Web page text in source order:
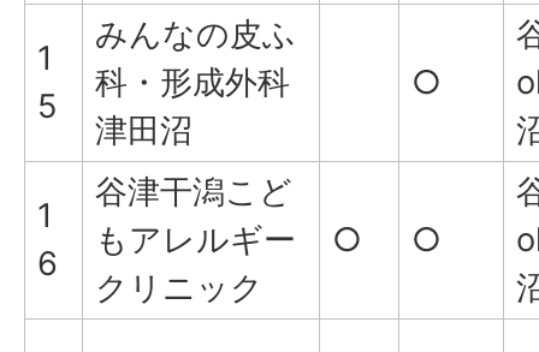
1
5
みんなの皮ふ
科・形成外科
津田沼
○
1
6
谷津干潟こど
もアレルギー
クリニック
○ ○